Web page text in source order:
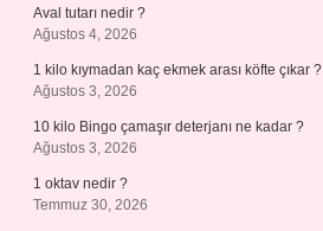
Aval tutarı nedir ?
Ağustos 4, 2026
1 kilo kıymadan kaç ekmek arası köfte çıkar ?
Ağustos 3, 2026
10 kilo Bingo çamaşır deterjanı ne kadar ?
Ağustos 3, 2026
1 oktav nedir ?
Temmuz 30, 2026